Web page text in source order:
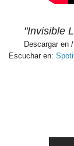
"Invisible
Descargar en
Escuchar en: